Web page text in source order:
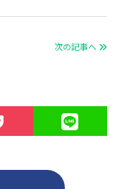
次の記事へ